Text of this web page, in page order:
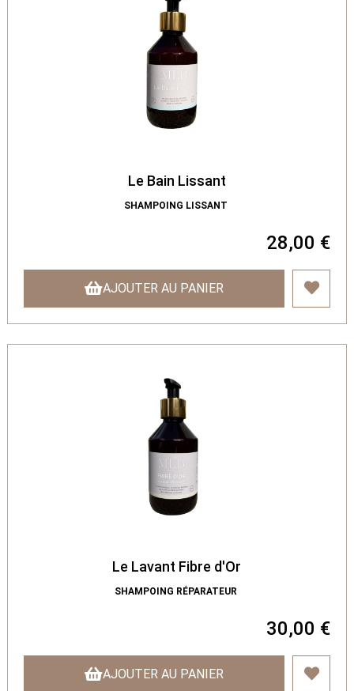
Le Bain Lissant
SHAMPOING LISSANT
28,00 €
AJOUTER AU PANIER
Le Lavant Fibre d'Or
SHAMPOING RÉPARATEUR
30,00 €
AJOUTER AU PANIER